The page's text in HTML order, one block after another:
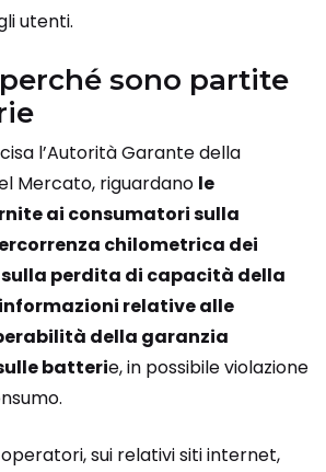
utenti.
sono partite
l’Autorità Garante della
Mercato, riguardano le
ai consumatori sulla
chilometrica dei
perdita di capacità della
relative alle
della garanzia
batterie, in possibile violazione
sui relativi siti internet,